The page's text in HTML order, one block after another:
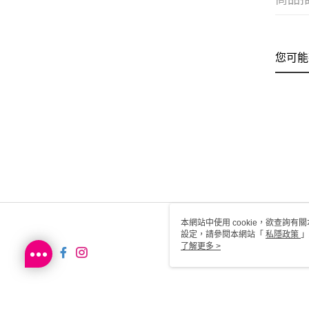
您可
本網站中使用 cookie，欲查詢有
設定，請參閱本網站「 私隱政策
用 cookie。
了解更多 >